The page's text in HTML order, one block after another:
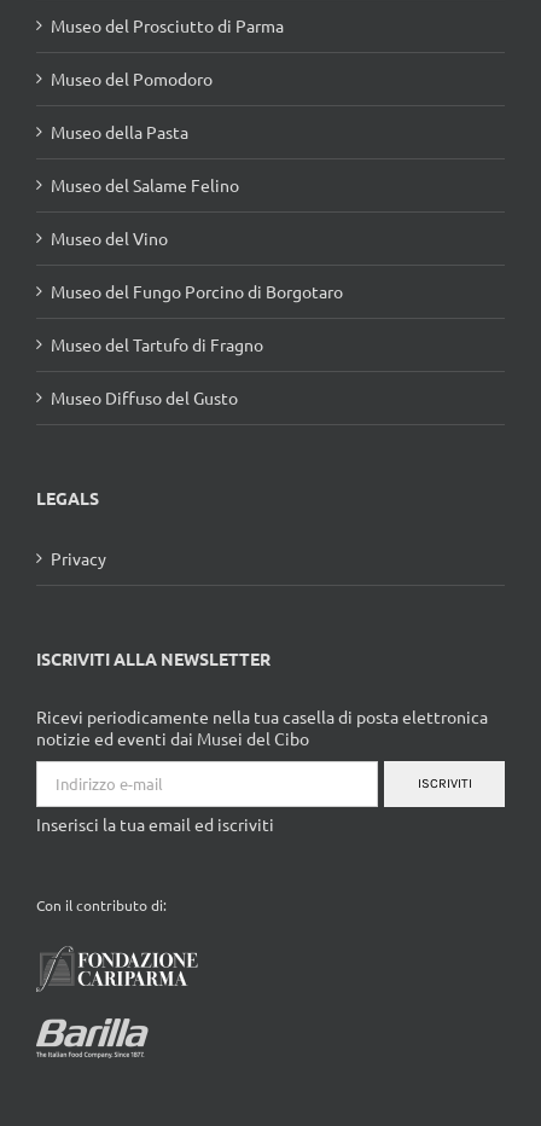
Museo del Prosciutto di Parma
Museo del Pomodoro
Museo della Pasta
Museo del Salame Felino
Museo del Vino
Museo del Fungo Porcino di Borgotaro
Museo del Tartufo di Fragno
Museo Diffuso del Gusto
LEGALS
Privacy
ISCRIVITI ALLA NEWSLETTER
Ricevi periodicamente nella tua casella di posta elettronica
notizie ed eventi dai Musei del Cibo
ISCRIVITI
Inserisci la tua email ed iscriviti
Con il contributo di: